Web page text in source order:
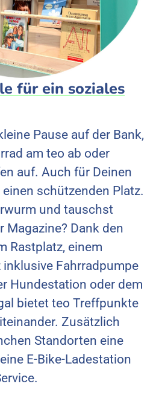
für ein soziales
Pause auf der Bank,
am teo ab oder
auf. Auch für Deinen
schützenden Platz.
und tauschst
Magazine? Dank den
Rastplatz, einem
inklusive Fahrradpumpe
Hundestation oder dem
bietet teo Treffpunkte
Zusätzlich
Standorten eine
E-Bike-Ladestation